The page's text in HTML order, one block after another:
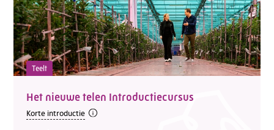
Teelt
Het nieuwe telen Introductiecursus
Korte introductie